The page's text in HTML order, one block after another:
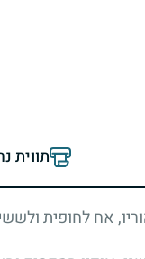
תווית
אח לחופית